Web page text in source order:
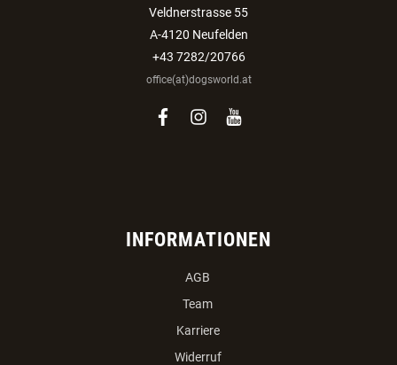
Veldnerstrasse 55
A-4120 Neufelden
+43 7282/20766
office(at)dogsworld.at
facebook
instagram
youtube
INFORMATIONEN
AGB
Team
Karriere
Widerruf